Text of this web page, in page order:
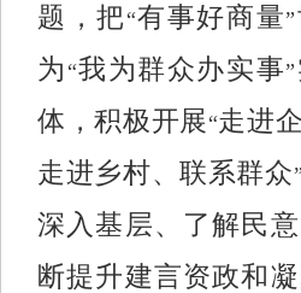
题，把 “有事好商量”
为 “我为群众办实事”
体，积极开展 “走进
走进乡村、联系群众”
深入基层、了解民
断提升建言资政和